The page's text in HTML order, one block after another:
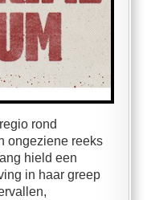
rond
ongeziene reeks
hield een
in haar greep